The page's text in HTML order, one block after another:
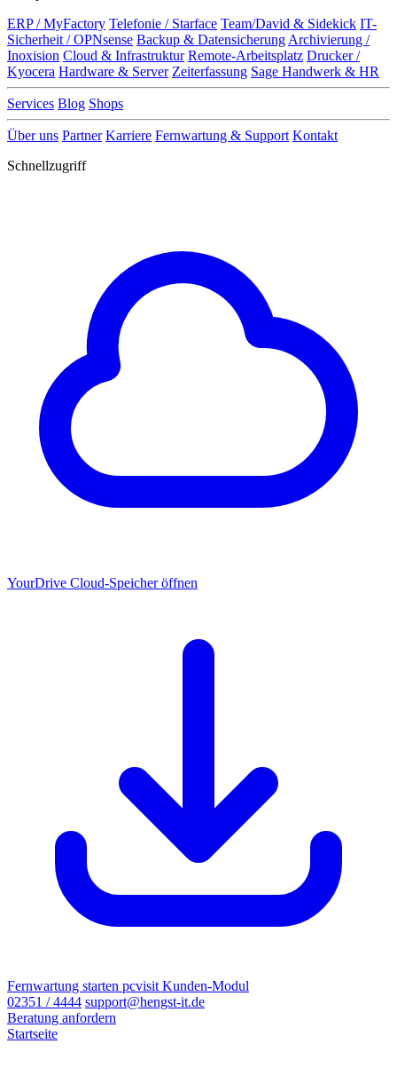
ERP / MyFactory Telefonie / Starface Team/David & Sidekick IT-
Sicherheit / OPNsense Backup & Datensicherung Archivierung /
Inoxision Cloud & Infrastruktur Remote-Arbeitsplatz Drucker /
Kyocera Hardware & Server Zeiterfassung Sage Handwerk & HR
Services Blog Shops
Über uns Partner Karriere Fernwartung & Support Kontakt
Schnellzugriff
YourDrive Cloud-Speicher öffnen
Fernwartung starten pcvisit Kunden-Modul
02351 / 4444 support@hengst-it.de
Beratung anfordern
Startseite